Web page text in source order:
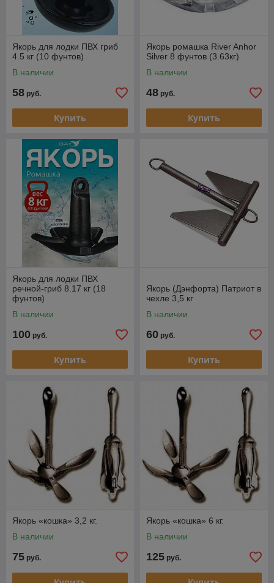
Якорь для лодки ПВХ гриб
4.5 кг (10 фунтов)
В наличии
58 руб.
Купить
Якорь ромашка River Anhor
Silver 8 фунтов (3.63кг)
В наличии
48 руб.
Купить
Якорь для лодки ПВХ
речной-гриб 8.17 кг (18
фунтов)
В наличии
100 руб.
Купить
​Якорь (Дэнфорта) Патриот в
чехле 3,5 кг
В наличии
60 руб.
Купить
Якорь «кошка» 3,2 кг.
В наличии
75 руб.
Якорь «кошка» 6 кг.
В наличии
125 руб.